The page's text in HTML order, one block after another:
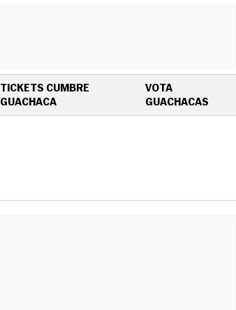
TICKETS CUMBRE
GUACHACAOPENS IN NEW WINDOW
VOTA
GUACHACAS